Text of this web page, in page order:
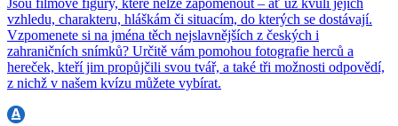
Jsou filmové figury, které nelze zapomenout – ať už kvůli jejich
vzhledu, charakteru, hláškám či situacím, do kterých se dostávají.
Vzpomenete si na jména těch nejslavnějších z českých i
zahraničních snímků? Určitě vám pomohou fotografie herců a
hereček, kteří jim propůjčili svou tvář, a také tři možnosti odpovědí,
z nichž v našem kvízu můžete vybírat.